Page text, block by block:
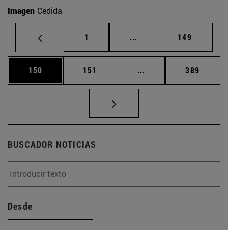
Imagen Cedida
Página
1 ... Páginas intermedias
Página
149
Página
150 Página
151 ... Páginas intermedias
Página
389
BUSCADOR NOTICIAS
Desde